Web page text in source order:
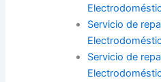
Servicio de
Servicio de